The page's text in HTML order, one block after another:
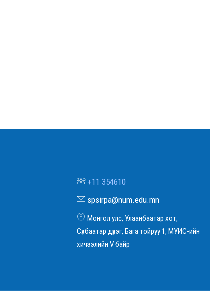
+11 354610
spsirpa@num.edu.mn
Монгол улс, Улаанбаатар хот,
Сүхбаатар дүүрэг, Бага тойруу 1, МУИС-ийн
хичээлийн V байр